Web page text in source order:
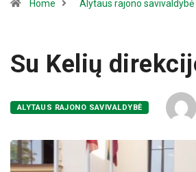
Home Alytaus rajono savivaldybė
Su Kelių
ALYTAUS RAJONO SAVIVALDYBĖ